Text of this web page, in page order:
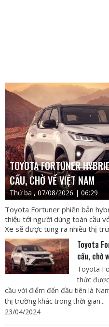
TOYOTA FORTUNER
CẦU, CHỜ VỀ VIỆT NAM
Thứ ba , 07/08/2026 | 06:29
Toyota Fortuner phiên bản
thiệu tới người dùng toàn cầu
Xe sẽ được tung ra nhiều thị
Toyota
cầu, chờ
Toyota
thức
cầu với điểm đến đầu tiên là
thị trường khác trong thời gian...
23/04/2024